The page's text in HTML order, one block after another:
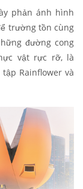
phản ánh hình
trường tồn cùng
đường cong
vật rực rỡ, là
Rainflower và